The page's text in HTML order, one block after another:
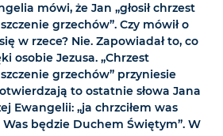
mówi, że Jan „głosił chrzest
grzechów”. Czy mówił o
w rzece? Nie. Zapowiadał to, co
osobie Jezusa. „Chrzest
grzechów” przyniesie
to ostatnie słowa Jana
Ewangelii: „ja chrzciłem was
będzie Duchem Świętym”. W